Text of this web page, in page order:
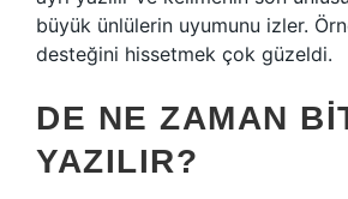
büyük ünlülerin uyumunu izler.
desteğini hissetmek çok güzeldi.
DE NE ZAMAN
YAZILIR?